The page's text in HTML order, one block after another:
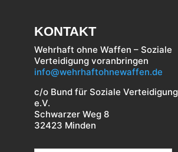
KONTAKT
Wehrhaft ohne Waffen – Soziale
Verteidigung voranbringen
info@wehrhaftohnewaffen.de
c/o Bund für Soziale Verteidigung
e.V.
Schwarzer Weg 8
32423 Minden